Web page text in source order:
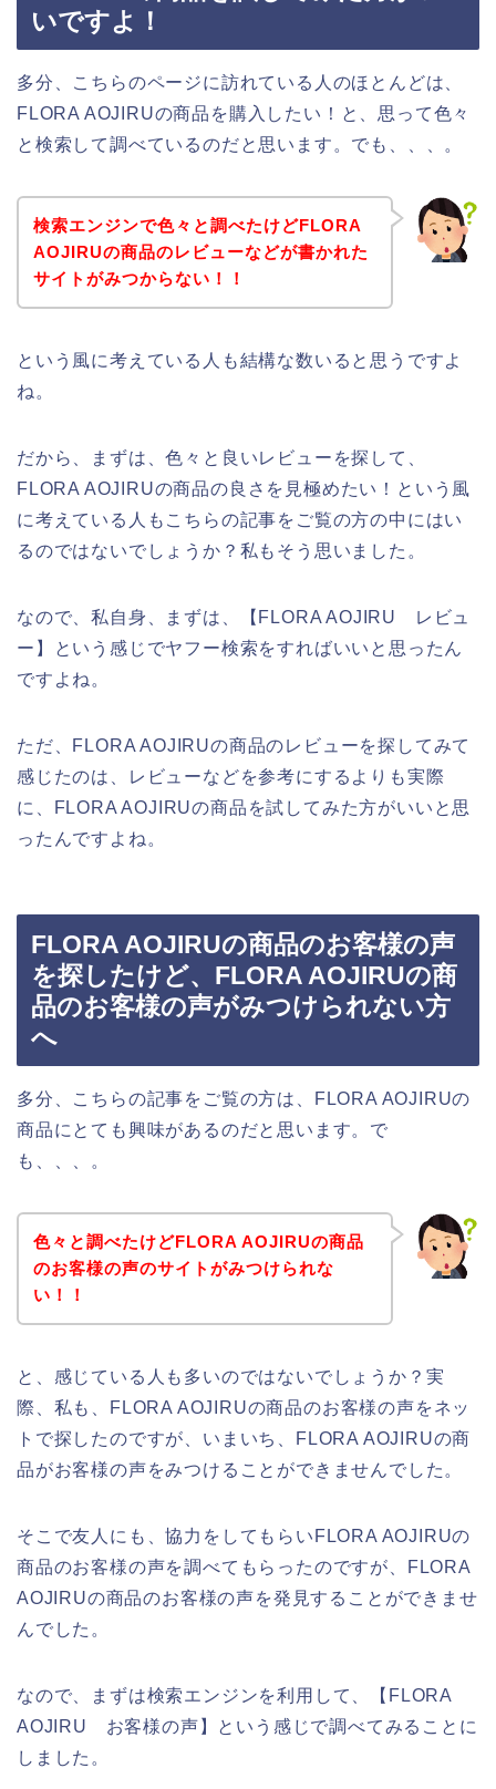
いですよ！
多分、こちらのページに訪れている人のほとんどは、
FLORA AOJIRUの商品を購入したい！と、思って色々
と検索して調べているのだと思います。でも、、、。
検索エンジンで色々と調べたけどFLORA
AOJIRUの商品のレビューなどが書かれた
サイトがみつからない！！
という風に考えている人も結構な数いると思うですよ
ね。
だから、まずは、色々と良いレビューを探して、
FLORA AOJIRUの商品の良さを見極めたい！という風
に考えている人もこちらの記事をご覧の方の中にはい
るのではないでしょうか？私もそう思いました。
なので、私自身、まずは、【FLORA AOJIRU レビュ
ー】という感じでヤフー検索をすればいいと思ったん
ですよね。
ただ、FLORA AOJIRUの商品のレビューを探してみて
感じたのは、レビューなどを参考にするよりも実際
に、FLORA AOJIRUの商品を試してみた方がいいと思
ったんですよね。
FLORA AOJIRUの商品のお客様の声
を探したけど、FLORA AOJIRUの商
品のお客様の声がみつけられない方
へ
多分、こちらの記事をご覧の方は、FLORA AOJIRUの
商品にとても興味があるのだと思います。で
も、、、。
色々と調べたけどFLORA AOJIRUの商品
のお客様の声のサイトがみつけられな
い！！
と、感じている人も多いのではないでしょうか？実
際、私も、FLORA AOJIRUの商品のお客様の声をネッ
トで探したのですが、いまいち、FLORA AOJIRUの商
品がお客様の声をみつけることができませんでした。
そこで友人にも、協力をしてもらいFLORA AOJIRUの
商品のお客様の声を調べてもらったのですが、FLORA
AOJIRUの商品のお客様の声を発見することができませ
んでした。
なので、まずは検索エンジンを利用して、【FLORA
AOJIRU お客様の声】という感じで調べてみることに
しました。